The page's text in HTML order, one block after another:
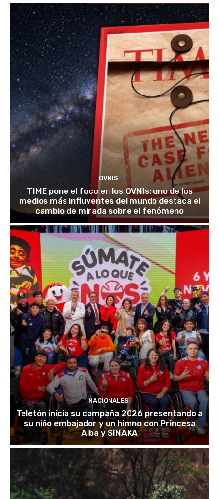
OVNIS
TIME pone el foco en los OVNIs: uno de los
medios más influyentes del mundo destaca el
cambio de mirada sobre el fenómeno
NACIONALES
Teletón inicia su campaña 2026 presentando a
su niño embajador y un himno con Princesa
Alba y SINAKA